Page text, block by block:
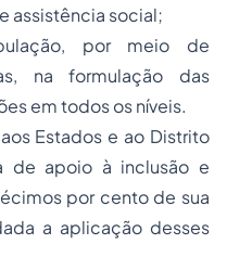
assistência social;
por meio de
na formulação das
em todos os níveis.
Estados e ao Distrito
de apoio à inclusão e
por cento de sua
a aplicação desses